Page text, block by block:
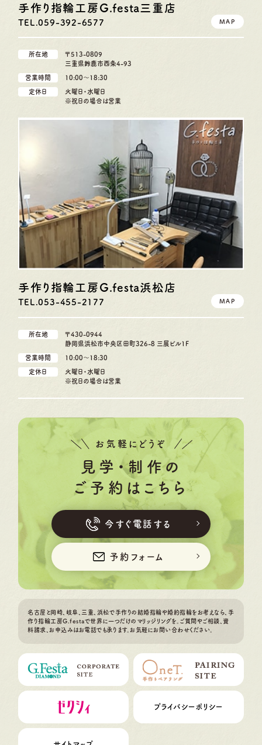
手作り指輪工房G.festa 三重店
TEL.059-392-6577 MAP
所在地
〒513-0809
三重県鈴鹿市西条4-93
営業時間 10:00〜18:30
定休日
火曜日・水曜日
※祝日の場合は営業
手作り指輪工房G.festa浜松店
TEL.053-455-2177 MAP
所在地
〒430-0944
静岡県浜松市中央区田町326-8 三展ビル1F
営業時間 10:00〜18:30
定休日
火曜日・水曜日
※祝日の場合は営業
お気軽にどうぞ
見学・制作の
ご予約はこちら
今すぐ電話する
予約フォーム
名古屋と岡崎、岐阜、三重、浜松で手作りの結婚指輪や婚約指輪をお考えなら、手
作り指輪工房G.festaで世界に一つだけのマリッジリングを。ご質問やご相談、資
料請求、お申込みはお電話でも承ります。お気軽にお問い合わせください。
プライバシーポリシー